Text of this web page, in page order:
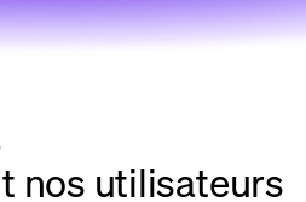
nos utilisateurs